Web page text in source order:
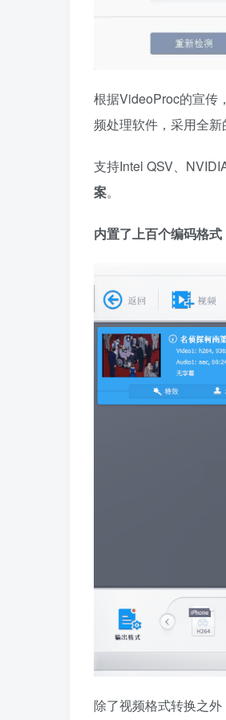
根据VideoProc的宣传
频处理软件，采用全新
支持Intel QSV、
案。
内置了上百个编码格
除了视频格式转换之外